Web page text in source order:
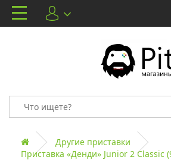
Другие приставки
Приставка «Денди» Junior 2 Classic